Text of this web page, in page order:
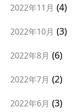
2022年11月 4
2022年10月 3
2022年8月 6
2022年7月 2
2022年6月 3